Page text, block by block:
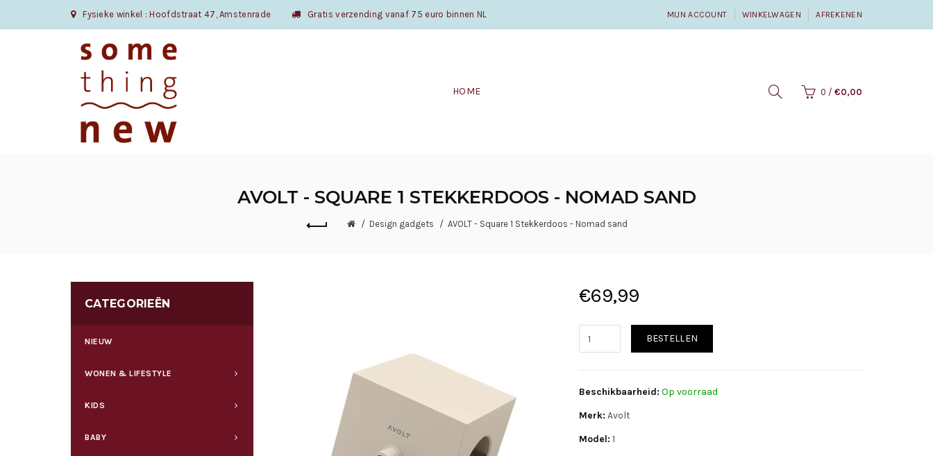
Fysieke winkel : Hoofdstraat 47, Amstenrade Gratis verzending vanaf 75 euro binnen NL MIJN ACCOUNT WINKELWAGEN AFREKENEN
HOME 0 / €0,00
AVOLT - SQUARE 1 STEKKERDOOS - NOMAD SAND
Design gadgets AVOLT - Square 1 Stekkerdoos - Nomad sand
CATEGORIEËN
NIEUW
WONEN & LIFESTYLE
KIDS
BABY
€69,99
BESTELLEN
Beschikbaarheid: Op voorraad
Merk: Avolt
Model: 1